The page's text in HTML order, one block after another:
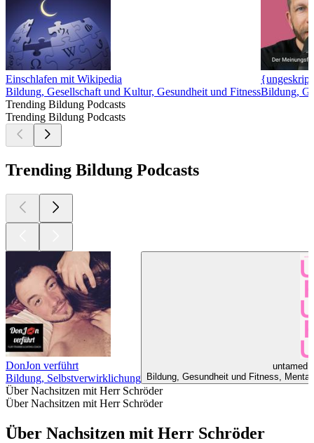
Einschlafen mit Wikipedia
Bildung, Gesellschaft und Kultur, Gesundheit und FitnessBildung,
Trending Bildung Podcasts
Trending Bildung Podcasts
Trending Bildung Podcasts
DonJon verführt
Bildung, Selbstverwirklichung
untamed
Bildung, Gesundheit und Fitness,
Über Nachsitzen mit Herr Schröder
Über Nachsitzen mit Herr Schröder
Über Nachsitzen mit Herr Schröder